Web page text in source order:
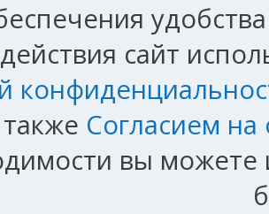
сайт
Согласием
вы можете